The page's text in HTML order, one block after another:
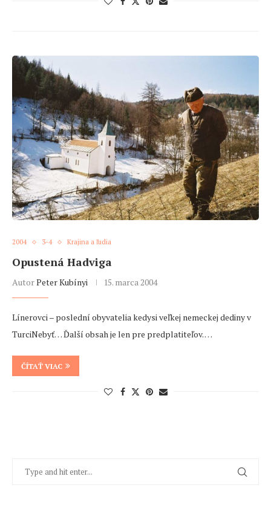
2004 3-4 Krajina a ľudia
Opustená Hadviga
AutorPeter Kubínyi 15. marca 2004
Línerovci – poslední obyvatelia kedysi veľkej nemeckej dediny v
TurciNebyť… Ďalší obsah je len pre predplatiteľov. …
ČÍTAŤ VIAC